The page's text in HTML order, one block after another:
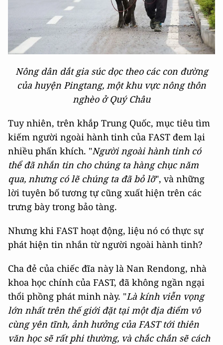
Nông dân dắt gia súc dọc theo các con đường
của huyện Pingtang, một khu vực nông thôn
nghèo ở Quý Châu
Tuy nhiên, trên khắp Trung Quốc, mục tiêu tìm
kiếm người ngoài hành tinh của FAST đem lại
nhiều phấn khích. "Người ngoài hành tinh có
thể đã nhắn tin cho chúng ta hàng chục năm
qua, nhưng có lẽ chúng ta đã bỏ lỡ", và những
lời tuyên bố tương tự cũng xuất hiện trên các
trưng bày trong bảo tàng.
Nhưng khi FAST hoạt động, liệu nó có thực sự
phát hiện tin nhắn từ người ngoài hành tinh?
Cha đẻ của chiếc đĩa này là Nan Rendong, nhà
khoa học chính của FAST, đã không ngần ngại
thổi phồng phát minh này. "Là kính viễn vọng
lớn nhất trên thế giới đặt tại một địa điểm vô
cùng yên tĩnh, ảnh hưởng của FAST tới thiên
văn học sẽ rất phi thường, và chắc chắn sẽ cách